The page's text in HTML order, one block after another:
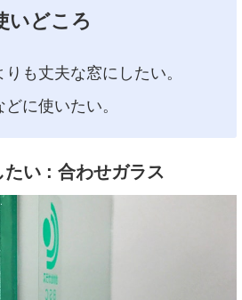
いどころ
も丈夫な窓にしたい。
に使いたい。
たい : 合わせガラス